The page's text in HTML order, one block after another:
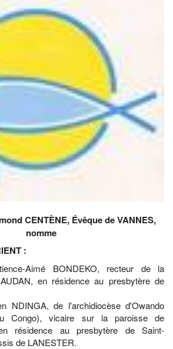
CENTÈNE, Évêque de VANNES,
nomme
:
Aimé BONDEKO, recteur de la
en résidence au presbytère de
NDINGA, de l'archidiocèse d'Owando
Congo), vicaire sur la paroisse de
résidence au presbytère de Saint-
de LANESTER.